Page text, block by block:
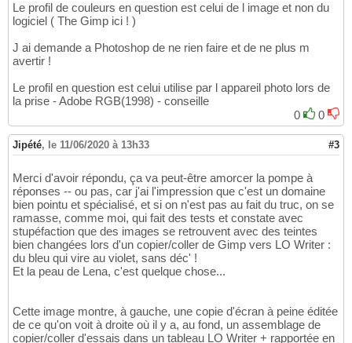
Le profil de couleurs en question est celui de l image et non du
logiciel ( The Gimp ici ! )
J ai demande a Photoshop de ne rien faire et de ne plus m
avertir !
Le profil en question est celui utilise par l appareil photo lors de
la prise - Adobe RGB(1998) - conseille
0
0
Jipété, le 11/06/2020 à 13h33 #3
Merci d'avoir répondu, ça va peut-être amorcer la pompe à
réponses -- ou pas, car j'ai l'impression que c'est un domaine
bien pointu et spécialisé, et si on n'est pas au fait du truc, on se
ramasse, comme moi, qui fait des tests et constate avec
stupéfaction que des images se retrouvent avec des teintes
bien changées lors d'un copier/coller de Gimp vers LO Writer :
du bleu qui vire au violet, sans déc' !
Et la peau de Lena, c'est quelque chose...
Cette image montre, à gauche, une copie d'écran à peine éditée
de ce qu'on voit à droite où il y a, au fond, un assemblage de
copier/coller d'essais dans un tableau LO Writer + rapportée en